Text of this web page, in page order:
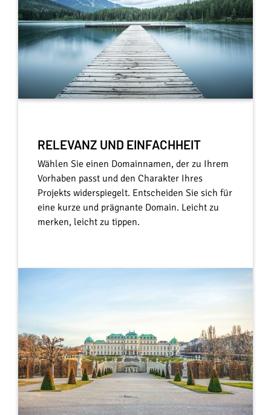
RELEVANZ UND EINFACHHEIT
Wählen Sie einen Domainnamen, der zu Ihrem
Vorhaben passt und den Charakter Ihres
Projekts widerspiegelt. Entscheiden Sie sich für
eine kurze und prägnante Domain. Leicht zu
merken, leicht zu tippen.